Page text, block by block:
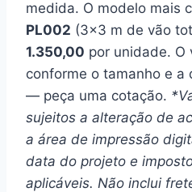
medida. O modelo mais
PL002 (3×3 m de vão
1.350,00 por unidade. O
conforme o tamanho e
— peça uma cotação.
sujeitos a alteração de
a área de impressão
data do projeto e
aplicáveis. Não inclui